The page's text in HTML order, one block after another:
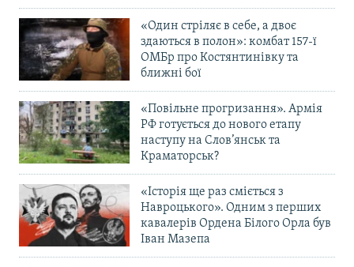
«Один стріляє в себе, а двоє
здаються в полон»: комбат 157-ї
ОМБр про Костянтинівку та
ближні бої
«Повільне прогризання». Армія
РФ готується до нового етапу
наступу на Слов’янськ та
Краматорськ?
«Історія ще раз сміється з
Навроцького». Одним з перших
кавалерів Ордена Білого Орла був
Іван Мазепа